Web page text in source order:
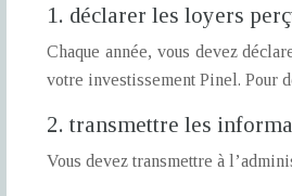
1. déclarer les loyers
Chaque année, vous devez
votre investissement Pinel. Pour
2. transmettre les
Vous devez transmettre à